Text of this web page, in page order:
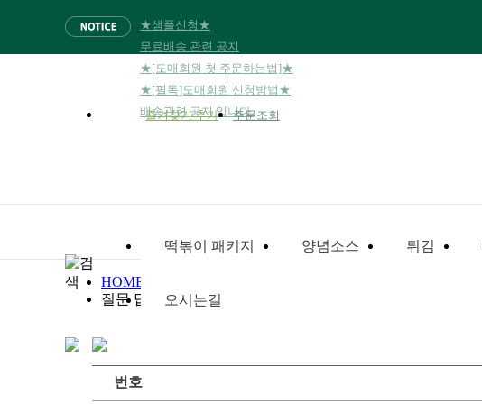
★샘플신청★
무료배송 관련 공지
★[도매회원 첫 주문하는법]★
★[필독]도매회원 신청방법★
배송관련 공지 입니다.
즐겨찾기 추가 주문조회
떡볶이 패키지 양념소스 튀김
오시는길
HOME
질문 답변 게시판
번호